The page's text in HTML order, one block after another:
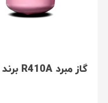
گاز مبرد R410A برند ISECON ایسکون